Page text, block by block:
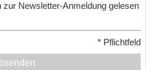
zur Newsletter-Anmeldung gelesen
* Pflichtfeld